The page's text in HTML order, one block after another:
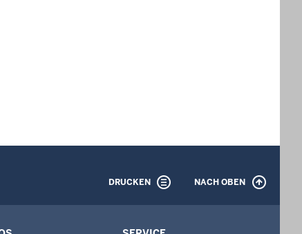
DRUCKEN NACH OBEN